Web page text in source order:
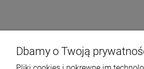
Dbamy o Twoją